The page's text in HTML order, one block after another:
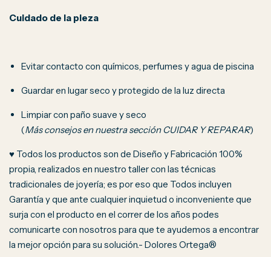
Cuidado de la pieza
Evitar contacto con químicos, perfumes y agua de piscina
Guardar en lugar seco y protegido de la luz directa
Limpiar con paño suave y seco
(Más consejos en nuestra sección CUIDAR Y REPARAR)
♥ Todos los productos son de Diseño y Fabricación 100%
propia, realizados en nuestro taller con las técnicas
tradicionales de joyería; es por eso que Todos incluyen
Garantía y que ante cualquier inquietud o inconveniente que
surja con el producto en el correr de los años podes
comunicarte con nosotros para que te ayudemos a encontrar
la mejor opción para su solución.- Dolores Ortega®